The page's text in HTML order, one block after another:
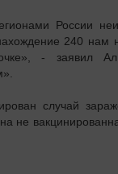
России
240 нам
- заявил
случай
не